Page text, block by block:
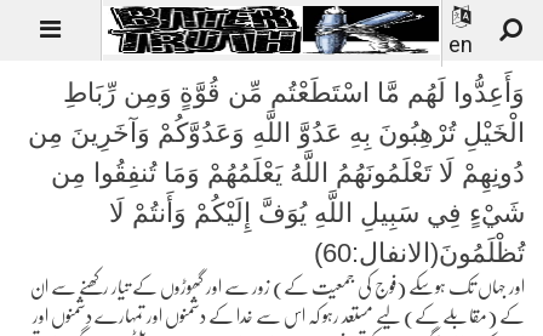
en
وَأَعِدُّوا لَهُم مَّا اسْتَطَعْتُم مِّن قُوَّةٍ وَمِن رِّبَاطِ
الْخَيْلِ تُرْهِبُونَ بِهِ عَدُوَّ اللَّهِ وَعَدُوَّكُمْ وَآخَرِينَ مِن
دُونِهِمْ لَا تَعْلَمُونَهُمُ اللَّهُ يَعْلَمُهُمْ وَمَا تُنفِقُوا مِن
شَيْءٍ فِي سَبِيلِ اللَّهِ يُوَفَّ إِلَيْكُمْ وَأَنتُمْ لَا
تُظْلَمُونَ(الانفال:60)
اور جہاں تک ہوسکے (فوج کی جمعیت کے) زور سے اور گھوڑوں کے تیار رکھنے سے ان
کے (مقابلے کے) لیے مستعد رہو کہ اس سے خدا کے دشمنوں اور تمہارے دشمنوں اور